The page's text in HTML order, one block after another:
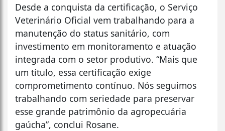
Desde a conquista da certificação, o Serviço
Veterinário Oficial vem trabalhando para a
manutenção do status sanitário, com
investimento em monitoramento e atuação
integrada com o setor produtivo. “Mais que
um título, essa certificação exige
comprometimento contínuo. Nós seguimos
trabalhando com seriedade para preservar
esse grande patrimônio da agropecuária
gaúcha”, conclui Rosane.